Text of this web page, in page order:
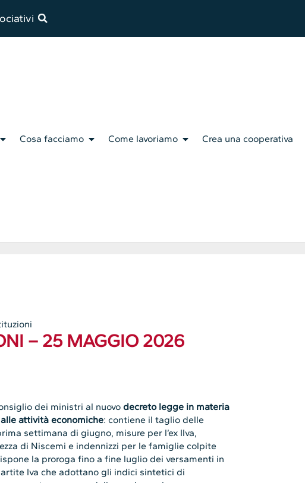
Cosa facciamo Come lavoriamo Crea una cooperativa
– 25 MAGGIO 2026
dei ministri al nuovodecreto legge in materia
attività economiche: contiene il taglio delle
settimana di giugno, misure per l’ex Ilva,
di Niscemi e indennizzi per le famiglie colpite
la proroga fino a fine luglio dei versamenti in
Iva che adottano gli indici sintetici di